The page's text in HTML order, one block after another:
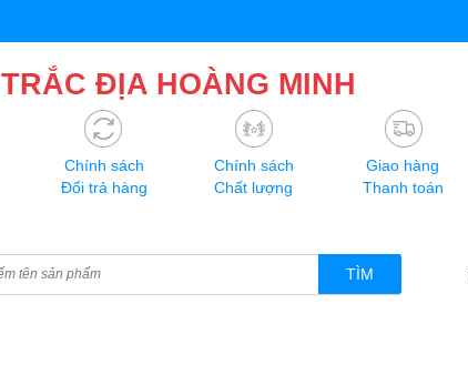
TRẮC ĐỊA HOÀNG MINH
Chính sách
Đổi trả hàng
Chính sách
Chất lượng
Giao hàng
Thanh toán
TÌM